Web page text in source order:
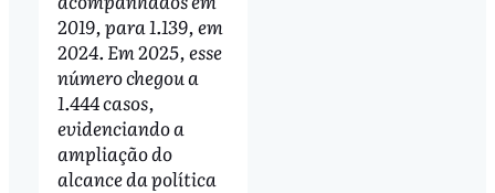
2019, para 1.139, em
2024. Em 2025, esse
número chegou a
1.444 casos,
evidenciando a
ampliação do
alcance da política